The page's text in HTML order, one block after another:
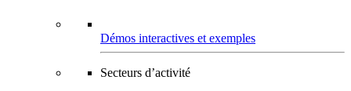
Démos interactives et exemples
Secteurs d’activité